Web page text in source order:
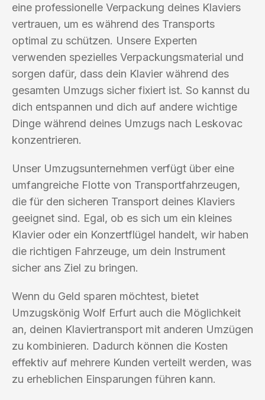
eine professionelle Verpackung deines Klaviers
vertrauen, um es während des Transports
optimal zu schützen. Unsere Experten
verwenden spezielles Verpackungsmaterial und
sorgen dafür, dass dein Klavier während des
gesamten Umzugs sicher fixiert ist. So kannst du
dich entspannen und dich auf andere wichtige
Dinge während deines Umzugs nach Leskovac
konzentrieren.
Unser Umzugsunternehmen verfügt über eine
umfangreiche Flotte von Transportfahrzeugen,
die für den sicheren Transport deines Klaviers
geeignet sind. Egal, ob es sich um ein kleines
Klavier oder ein Konzertflügel handelt, wir haben
die richtigen Fahrzeuge, um dein Instrument
sicher ans Ziel zu bringen.
Wenn du Geld sparen möchtest, bietet
Umzugskönig Wolf Erfurt auch die Möglichkeit
an, deinen Klaviertransport mit anderen Umzügen
zu kombinieren. Dadurch können die Kosten
effektiv auf mehrere Kunden verteilt werden, was
zu erheblichen Einsparungen führen kann.